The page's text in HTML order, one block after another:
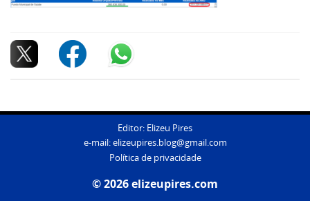
Nacional
Opinião
Editor: Elizeu Pires
e-mail:elizeupires.blog@gmail.com
Política de privacidade
© 2026 elizeupires.com